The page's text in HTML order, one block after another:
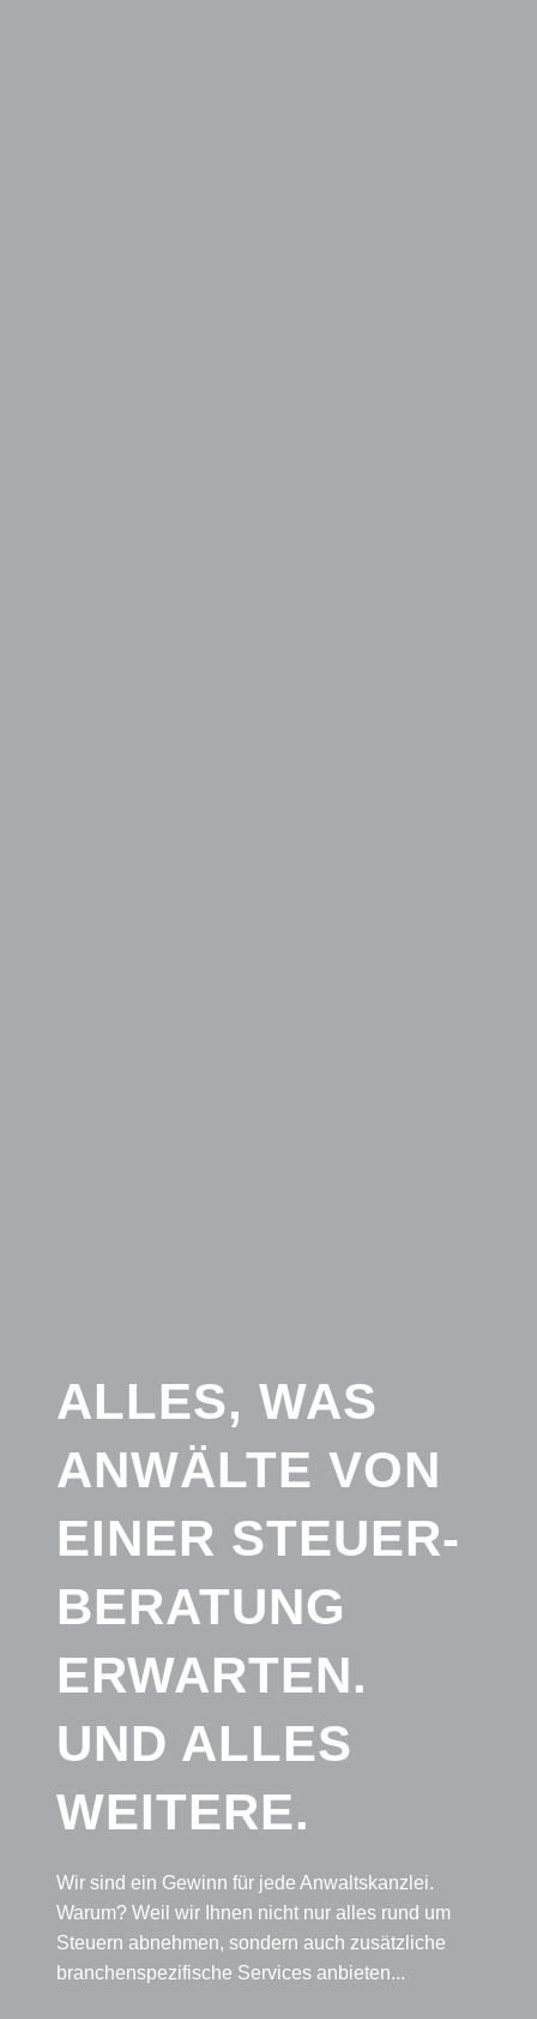
ALLES, WAS
ANWÄLTE VON
EINER STEUER-
BERATUNG
ERWARTEN.
UND ALLES
WEITERE.
Wir sind ein Gewinn für jede Anwaltskanzlei.
Warum? Weil wir Ihnen nicht nur alles rund um
Steuern abnehmen, sondern auch zusätzliche
branchenspezifische Services anbieten...